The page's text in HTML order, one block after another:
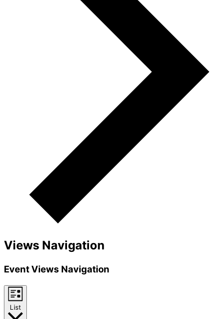
Views Navigation
Event Views Navigation
List